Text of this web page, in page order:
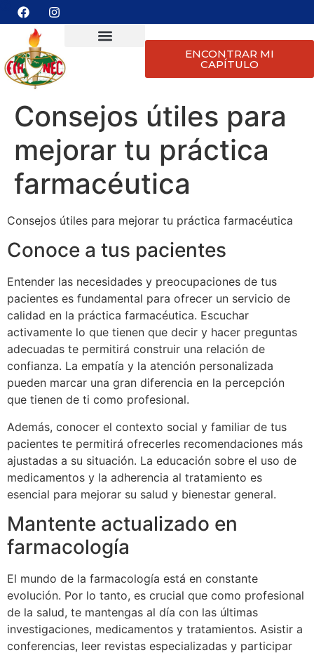
ENCONTRAR MI
CAPÍTULO
Consejos útiles para
mejorar tu práctica
farmacéutica
Consejos útiles para mejorar tu práctica farmacéutica
Conoce a tus pacientes
Entender las necesidades y preocupaciones de tus
pacientes es fundamental para ofrecer un servicio de
calidad en la práctica farmacéutica. Escuchar
activamente lo que tienen que decir y hacer preguntas
adecuadas te permitirá construir una relación de
confianza. La empatía y la atención personalizada
pueden marcar una gran diferencia en la percepción
que tienen de ti como profesional.
Además, conocer el contexto social y familiar de tus
pacientes te permitirá ofrecerles recomendaciones más
ajustadas a su situación. La educación sobre el uso de
medicamentos y la adherencia al tratamiento es
esencial para mejorar su salud y bienestar general.
Mantente actualizado en
farmacología
El mundo de la farmacología está en constante
evolución. Por lo tanto, es crucial que como profesional
de la salud, te mantengas al día con las últimas
investigaciones, medicamentos y tratamientos. Asistir a
conferencias, leer revistas especializadas y participar